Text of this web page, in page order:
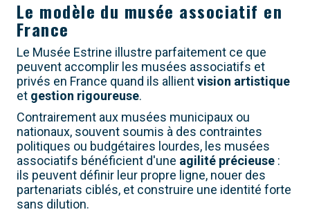
Le modèle du musée associatif en
France
Le Musée Estrine illustre parfaitement ce que
peuvent accomplir les musées associatifs et
privés en France quand ils allientvision artistique
et gestion rigoureuse.
Contrairement aux musées municipaux ou
nationaux, souvent soumis à des contraintes
politiques ou budgétaires lourdes, les musées
associatifs bénéficient d'une agilité précieuse :
ils peuvent définir leur propre ligne, nouer des
partenariats ciblés, et construire une identité forte
sans dilution.